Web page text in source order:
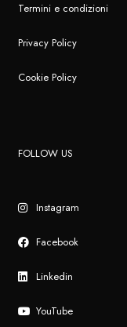
Termini e condizioni
Privacy Policy
Cookie Policy
FOLLOW US
Instagram
Facebook
Linkedin
YouTube